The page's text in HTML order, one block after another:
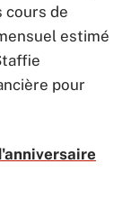
cours de
estimé
pour